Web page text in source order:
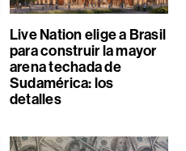
Live Nation elige a Brasil
para construir la mayor
arena techada de
Sudamérica: los
detalles